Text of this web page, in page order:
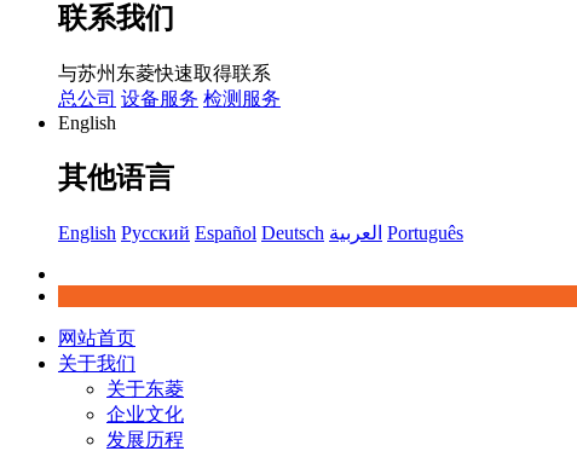
联系我们
与苏州东菱快速取得联系
总公司 设备服务 检测服务
English
其他语言
English Русский Español Deutsch العربية Português
网站首页
关于我们
关于东菱
企业文化
发展历程